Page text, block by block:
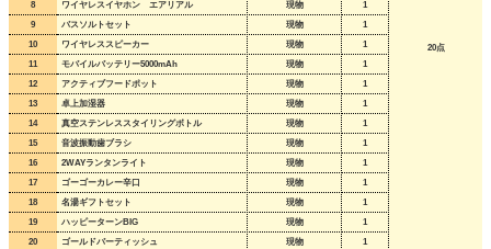
20点
8 ワイヤレスイヤホン エアリアル 現物
1
9
バスソルトセット 現物
1
10
ワイヤレススピーカー 現物
1
11
モバイルバッテリー5000mAh 現物
1
12
アクティブフードポット 現物
1
13
卓上加湿器 現物
1
14
真空ステンレススタイリングボトル 現物
1
15
音波振動歯ブラシ 現物
1
16
2WAYランタンライト 現物
1
17
ゴーゴーカレー辛口 現物
1
18
名湯ギフトセット 現物
1
19
ハッピーターンBIG 現物
1
20
ゴールドバーティッシュ 現物 1